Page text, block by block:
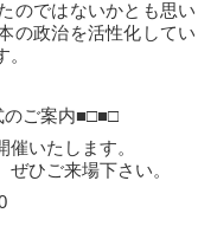
のではないかとも思
の政治を活性化して
のご案内■□■□
いたします。
ひご来場下さい。